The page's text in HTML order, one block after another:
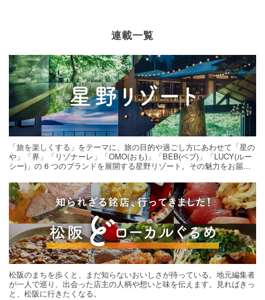
連載一覧
「旅を楽しくする」をテーマに、旅の目的や過ごし方にあわせて「星の
や」「界」「リゾナーレ」「OMO(おも)」「BEB(ベブ)」「LUCY(ルー
シー)」の 6 つのブランドを展開する星野リゾート。その魅力をお届け
松阪のまちを歩くと、まだ知らないおいしさが待っている。地元編集者
が一人で巡り、出会った店主の人柄や想いと味を伝えます。見ればきっ
と、松阪に行きたくなる。